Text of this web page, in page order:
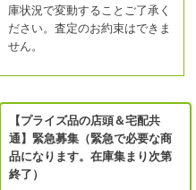
庫状況で変動することご了承く
ださい。査定のお約束はできま
せん。
【プライズ品の店頭＆宅配共
通】緊急募集（緊急で必要な商
品になります。在庫集まり次第
終了）